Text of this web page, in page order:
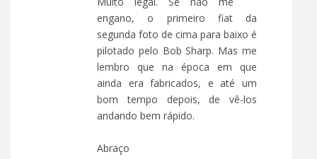
engano, o primeiro fiat da
segunda foto de cima para baixo é
pilotado pelo Bob Sharp. Mas me
lembro que na época em que
ainda era fabricados, e até um
bom tempo depois, de vê-los
andando bem rápido.
Abraço